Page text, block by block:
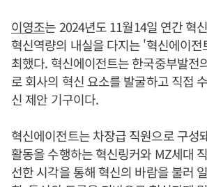
이영조는 2024년도 11월14일 연간 혁
혁신역량의 내실을 다지는 '혁신에이
최했다. 혁신에이전트는 한국중부발전
로 회사의 혁신 요소를 발굴하고 직접
신 제안 기구이다.
혁신에이전트는 차장급 직원으로 구성
활동을 수행하는 혁신링커와 MZ세대
선한 시각을 통해 혁신의 바람을 불러